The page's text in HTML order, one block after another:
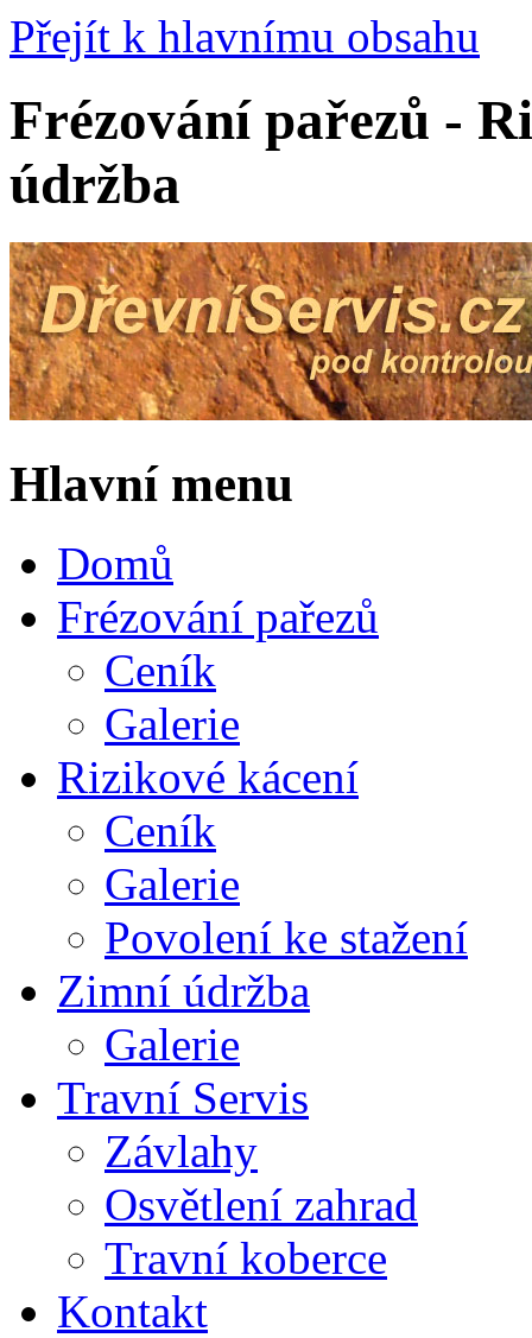
Přejít k hlavnímu obsahu
Frézování pařezů -
údržba
Hlavní menu
Domů
Frézování pařezů
Ceník
Galerie
Rizikové kácení
Ceník
Galerie
Povolení ke stažení
Zimní údržba
Galerie
Travní Servis
Závlahy
Osvětlení zahrad
Travní koberce
Kontakt